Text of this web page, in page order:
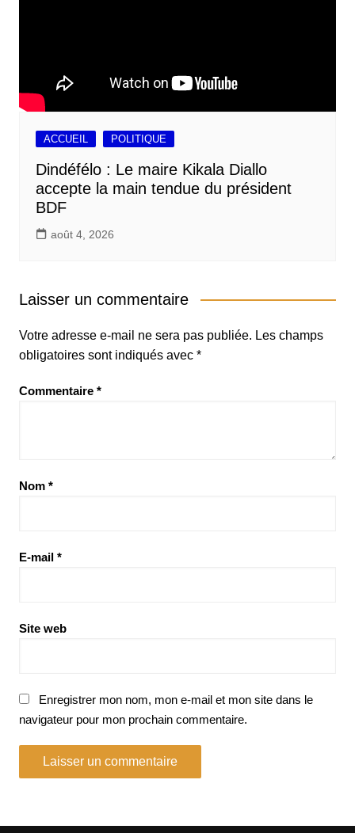
ACCUEIL POLITIQUE
Dindéfélo : Le maire Kikala Diallo
accepte la main tendue du président
BDF
août 4, 2026
Laisser un commentaire
Votre adresse e-mail ne sera pas publiée. Les champs
obligatoires sont indiqués avec *
Commentaire *
Nom *
E-mail *
Site web
Enregistrer mon nom, mon e-mail et mon site dans le
navigateur pour mon prochain commentaire.